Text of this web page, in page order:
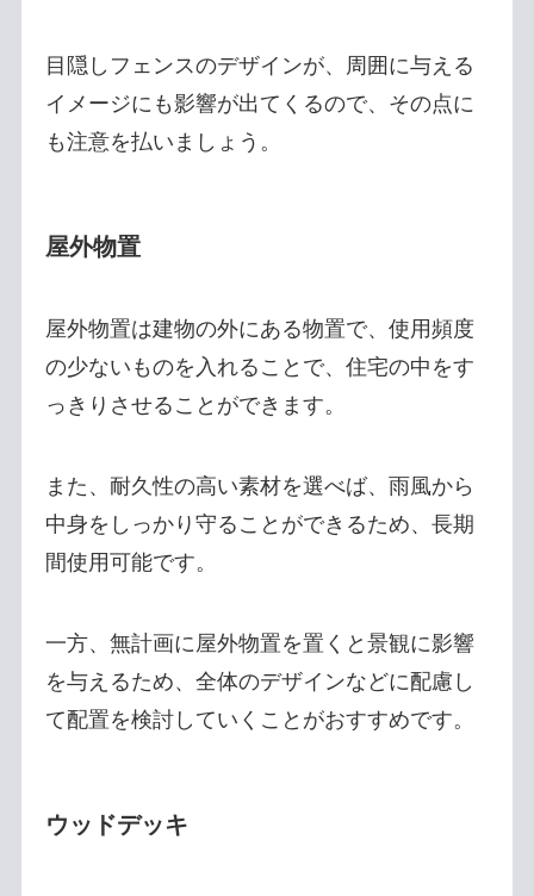
目隠しフェンスのデザインが、周囲に与える
イメージにも影響が出てくるので、その点に
も注意を払いましょう。
屋外物置
屋外物置は建物の外にある物置で、使用頻度
の少ないものを入れることで、住宅の中をす
っきりさせることができます。
また、耐久性の高い素材を選べば、雨風から
中身をしっかり守ることができるため、長期
間使用可能です。
一方、無計画に屋外物置を置くと景観に影響
を与えるため、全体のデザインなどに配慮し
て配置を検討していくことがおすすめです。
ウッドデッキ